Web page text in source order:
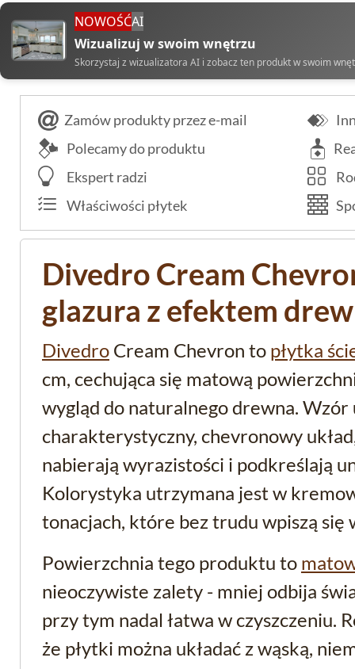
NOWOŚĆAI
Wizualizuj w swoim wnętrzu
Skorzystaj z wizualizatora AI i zobacz ten produkt w swoim
Zamów produkty przez e-mail
Polecamy do produktu
Ekspert radzi
Właściwości płytek
Divedro Cream
glazura z efektem
Divedro Cream Chevron to płytka
cm, cechująca się matową
wygląd do naturalnego drewna. Wzór
charakterystyczny, chevronowy
nabierają wyrazistości i podkreślają
Kolorystyka utrzymana jest w
tonacjach, które bez trudu wpiszą się
Powierzchnia tego produktu to
nieoczywiste zalety - mniej odbija
przy tym nadal łatwa w czyszczeniu.
że płytki można układać z wąską,